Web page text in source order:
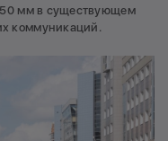
мм в существующем
коммуникаций.